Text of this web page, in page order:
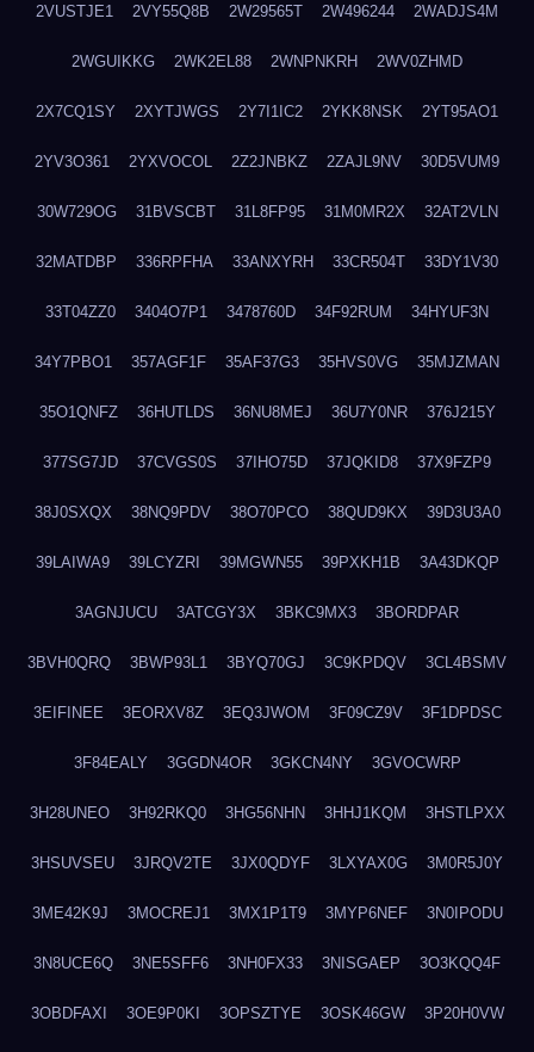
2VUSTJE1 2VY55Q8B 2W29565T 2W496244 2WADJS4M
2WGUIKKG 2WK2EL88 2WNPNKRH 2WV0ZHMD
2X7CQ1SY 2XYTJWGS 2Y7I1IC2 2YKK8NSK 2YT95AO1
2YV3O361 2YXVOCOL 2Z2JNBKZ 2ZAJL9NV 30D5VUM9
30W729OG 31BVSCBT 31L8FP95 31M0MR2X 32AT2VLN
32MATDBP 336RPFHA 33ANXYRH 33CR504T 33DY1V30
33T04ZZ0 3404O7P1 3478760D 34F92RUM 34HYUF3N
34Y7PBO1 357AGF1F 35AF37G3 35HVS0VG 35MJZMAN
35O1QNFZ 36HUTLDS 36NU8MEJ 36U7Y0NR 376J215Y
377SG7JD 37CVGS0S 37IHO75D 37JQKID8 37X9FZP9
38J0SXQX 38NQ9PDV 38O70PCO 38QUD9KX 39D3U3A0
39LAIWA9 39LCYZRI 39MGWN55 39PXKH1B 3A43DKQP
3AGNJUCU 3ATCGY3X 3BKC9MX3 3BORDPAR
3BVH0QRQ 3BWP93L1 3BYQ70GJ 3C9KPDQV 3CL4BSMV
3EIFINEE 3EORXV8Z 3EQ3JWOM 3F09CZ9V 3F1DPDSC
3F84EALY 3GGDN4OR 3GKCN4NY 3GVOCWRP
3H28UNEO 3H92RKQ0 3HG56NHN 3HHJ1KQM 3HSTLPXX
3HSUVSEU 3JRQV2TE 3JX0QDYF 3LXYAX0G 3M0R5J0Y
3ME42K9J 3MOCREJ1 3MX1P1T9 3MYP6NEF 3N0IPODU
3N8UCE6Q 3NE5SFF6 3NH0FX33 3NISGAEP 3O3KQQ4F
3OBDFAXI 3OE9P0KI 3OPSZTYE 3OSK46GW 3P20H0VW